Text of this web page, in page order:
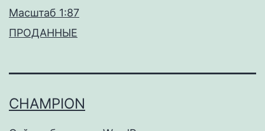
Масштаб 1:87
ПРОДАННЫЕ
CHAMPION